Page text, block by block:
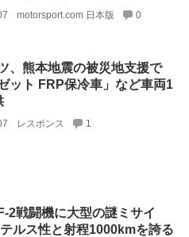
motorsport.com 日本版 0
、熊本地震の被災地支援で
ット FRP保冷車」など車両1
レスポンス 1
2戦闘機に大型の謎ミサイ
ルス性と射程1000kmを誇る